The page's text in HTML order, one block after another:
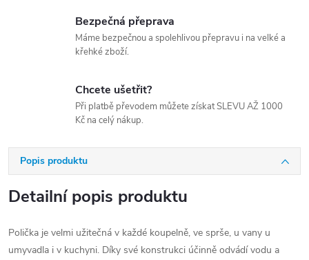
Bezpečná přeprava
Máme bezpečnou a spolehlivou přepravu i na velké a
křehké zboží.
Chcete ušetřit?
Při platbě převodem můžete získat SLEVU AŽ 1000
Kč na celý nákup.
Popis produktu
Detailní popis produktu
Polička je velmi užitečná v každé koupelně, ve sprše, u vany u
umyvadla i v kuchyni. Díky své konstrukci účinně odvádí vodu a